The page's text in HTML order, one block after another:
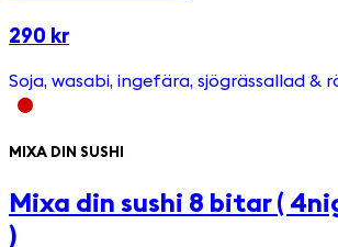
290 kr
Soja, wasabi, ingefära, sjögrässallad &
MIXA DIN SUSHI
Mixa din sushi 8 bitar (
)